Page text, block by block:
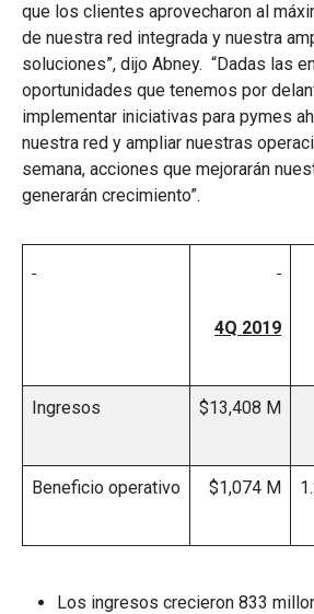
que los clientes aprovecharon al
de nuestra red integrada y nuestra
soluciones”, dijo Abney. “Dadas las
oportunidades que tenemos por
implementar iniciativas para pymes
nuestra red y ampliar nuestras
semana, acciones que mejorarán
generarán crecimiento”.
4Q 2019
Ingresos $13,408 M
Beneficio operativo $1,074 M
Los ingresos crecieron 833